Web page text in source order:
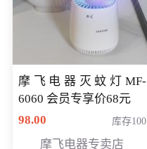
摩飞电器灭蚊灯MF-
6060 会员专享价68元
98.00
库存100
摩飞电器专卖店